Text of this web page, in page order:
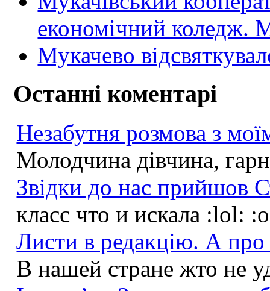
економічний
Мукачево
Останні коментарі
Незабутня розмова з
Молодчина дівчина,
Звідки до нас прийшов
класс что и искала :lol:
Листи в редакцію. А
В нашей стране жто не